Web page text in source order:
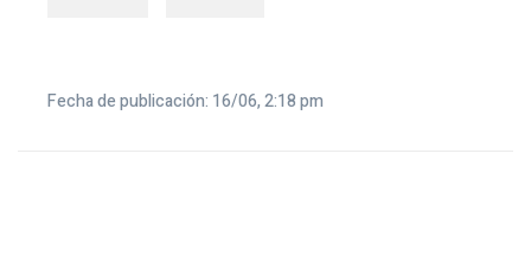
Fecha de publicación: 16/06, 2:18 pm